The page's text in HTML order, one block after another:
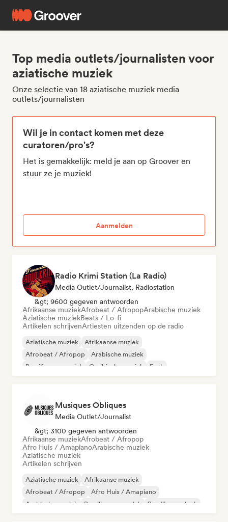
Top media outlets/journalisten voor
aziatische muziek
Onze selectie van 18 aziatische muziek media
outlets/journalisten
Wil je in contact komen met deze
curatoren/pro's?
Het is gemakkelijk: meld je aan op Groover en
stuur ze je muziek!
Aanmelden
Radio Krimi Station (La Radio)
Media Outlet/Journalist, Radiostation
&gt; 9600 gegeven antwoorden
Afrikaanse muziekAfrobeat / AfropopArabische muziek
Aziatische muziekBeats / Lo-fi
Artikelen schrijvenArtiesten uitzenden op de radio
Aziatische muziek
Afrikaanse muziek
Afrobeat / Afropop
Arabische muziek
Braziliaanse muziek
Caribische muziek
Funk
Musiques Obliques
Media Outlet/Journalist
&gt; 3100 gegeven antwoorden
Afrikaanse muziekAfrobeat / Afropop
Afro Huis / AmapianoArabische muziek
Aziatische muziek
Artikelen schrijven
Aziatische muziek
Afrikaanse muziek
Afrobeat / Afropop
Afro Huis / Amapiano
Arabische muziek
Braziliaanse muziek
Braziliaanse funk